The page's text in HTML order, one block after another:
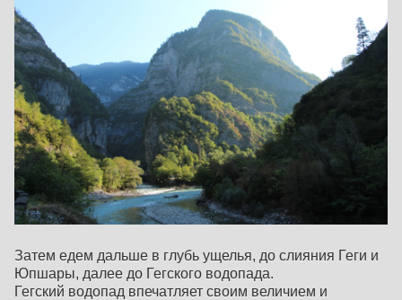
Затем едем дальше в глубь ущелья, до слияния Геги и
Юпшары, далее до Гегского водопада.
Гегский водопад впечатляет своим величием и